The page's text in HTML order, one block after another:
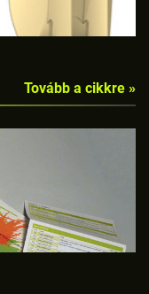
Tovább a cikkre »